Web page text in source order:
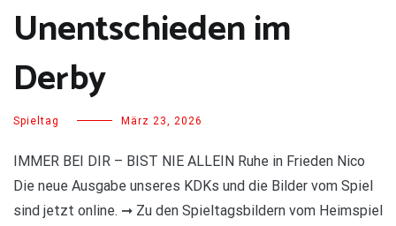
Unentschieden im
Derby
Spieltag März 23, 2026
IMMER BEI DIR – BIST NIE ALLEIN Ruhe in Frieden Nico
Die neue Ausgabe unseres KDKs und die Bilder vom Spiel
sind jetzt online. ➞ Zu den Spieltagsbildern vom Heimspiel